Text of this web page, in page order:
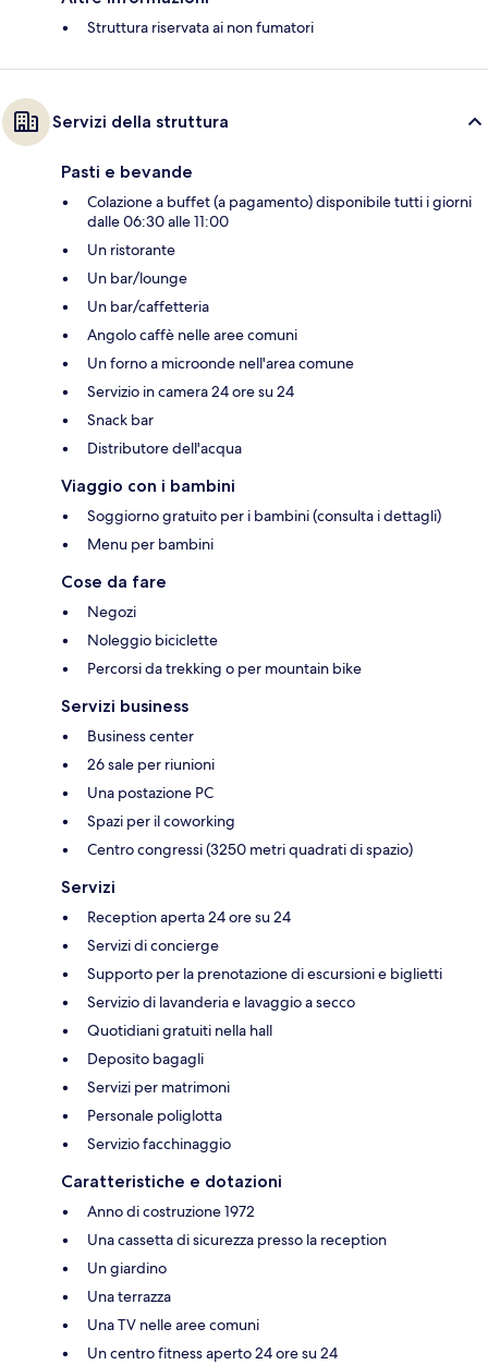
Struttura riservata ai non fumatori
Servizi della struttura
Pasti e bevande
Colazione a buffet (a pagamento) disponibile tutti i giorni
dalle 06:30 alle 11:00
Un ristorante
Un bar/lounge
Un bar/caffetteria
Angolo caffè nelle aree comuni
Un forno a microonde nell'area comune
Servizio in camera 24 ore su 24
Snack bar
Distributore dell'acqua
Viaggio con i bambini
Soggiorno gratuito per i bambini (consulta i dettagli)
Menu per bambini
Cose da fare
Negozi
Noleggio biciclette
Percorsi da trekking o per mountain bike
Servizi business
Business center
26 sale per riunioni
Una postazione PC
Spazi per il coworking
Centro congressi (3250 metri quadrati di spazio)
Servizi
Reception aperta 24 ore su 24
Servizi di concierge
Supporto per la prenotazione di escursioni e biglietti
Servizio di lavanderia e lavaggio a secco
Quotidiani gratuiti nella hall
Deposito bagagli
Servizi per matrimoni
Personale poliglotta
Servizio facchinaggio
Caratteristiche e dotazioni
Anno di costruzione 1972
Una cassetta di sicurezza presso la reception
Un giardino
Una terrazza
Una TV nelle aree comuni
Un centro fitness aperto 24 ore su 24